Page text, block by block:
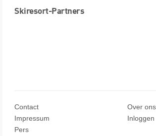
Skiresort-Partners
Contact
Impressum
Pers
Over ons
Inloggen